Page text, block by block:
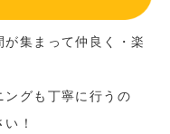
集まって仲良く・楽
ングも丁寧に行うの
！